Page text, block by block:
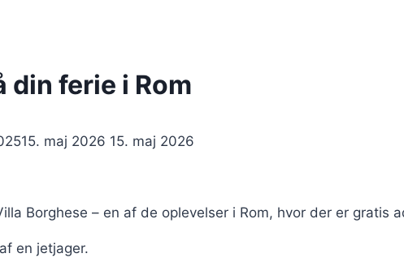
ferie i Rom
15. maj 2026 15. maj 2026
Borghese – en af de oplevelser i Rom, hvor der er gratis
en jetjager.